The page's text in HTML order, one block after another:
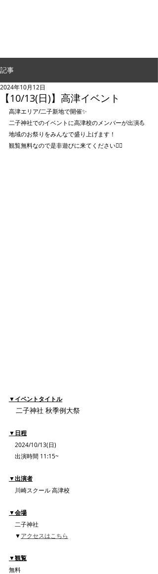
記事
【10/13(日)】高津イベント
2024年10月12日
高津エリア/二子新地で開催✨️
二子神社でのイベントに高津校のメンバーが出演💪
地域のお祭りをみんなで盛り上げます！
観覧無料なので是非遊びに来てください🏃‍♀️
▼イベントタイトル
二子神社 秋季例大祭
▼日程
2024/10/13(日)
出演時間 11:15~
▼出演者
川崎スクール 高津校
▼会場
二子神社
▼アクセスはこちら
▼観覧
無料